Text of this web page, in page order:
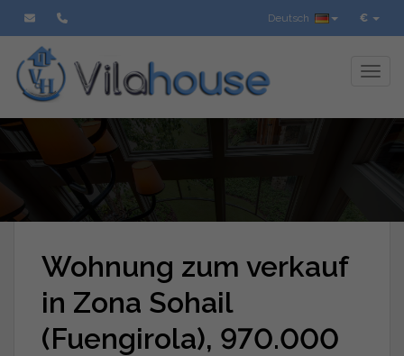
€
Deutsch
Wohnung zum verkauf
in Zona Sohail
(Fuengirola), 970.000